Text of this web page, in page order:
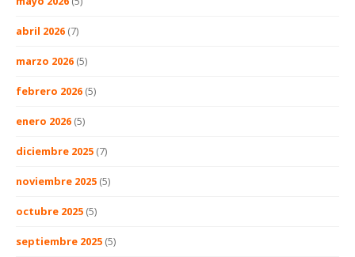
abril 2026 (7)
marzo 2026 (5)
febrero 2026 (5)
enero 2026 (5)
diciembre 2025 (7)
noviembre 2025 (5)
octubre 2025 (5)
septiembre 2025 (5)